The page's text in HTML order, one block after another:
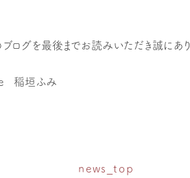
ログを最後までお読みいただき誠にあり
稲垣ふみ
news_top